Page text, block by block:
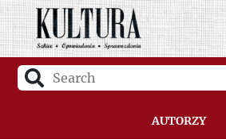
Autorzy